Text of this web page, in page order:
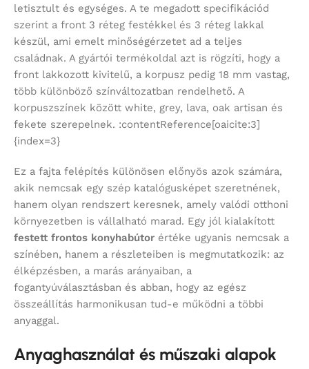
letisztult és egységes. A te megadott specifikációd
szerint a front 3 réteg festékkel és 3 réteg lakkal
készül, ami emelt minőségérzetet ad a teljes
családnak. A gyártói termékoldal azt is rögzíti, hogy a
front lakkozott kivitelű, a korpusz pedig 18 mm vastag,
több különböző színváltozatban rendelhető. A
korpuszszínek között white, grey, lava, oak artisan és
fekete szerepelnek. :contentReference[oaicite:3]
{index=3}
Ez a fajta felépítés különösen előnyös azok számára,
akik nemcsak egy szép katalógusképet szeretnének,
hanem olyan rendszert keresnek, amely valódi otthoni
környezetben is vállalható marad. Egy jól kialakított
festett frontos konyhabútor értéke ugyanis nemcsak a
színében, hanem a részleteiben is megmutatkozik: az
élképzésben, a marás arányaiban, a
fogantyúválasztásban és abban, hogy az egész
összeállítás harmonikusan tud-e működni a többi
anyaggal.
Anyaghasználat és műszaki alapok